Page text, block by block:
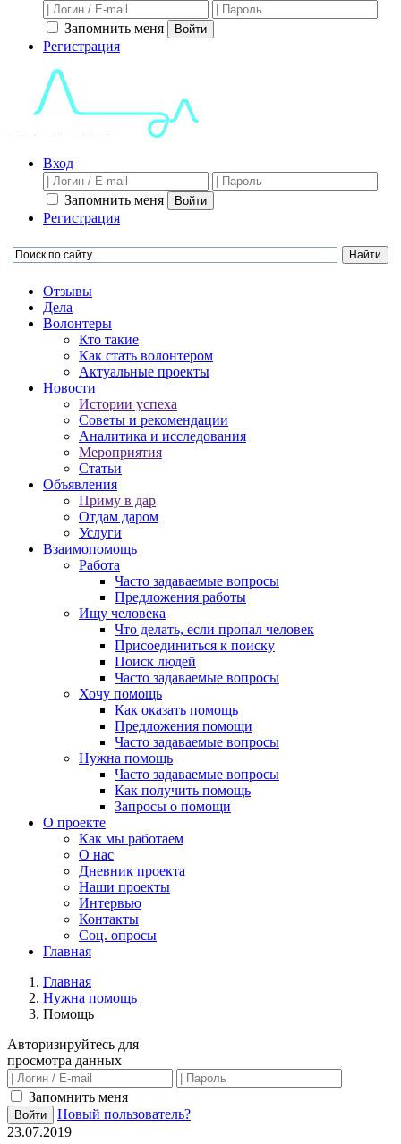
Запомнить меня Войти
Регистрация
Вход
Запомнить меня Войти
Регистрация
Отзывы
Дела
Волонтеры
Кто такие
Как стать волонтером
Актуальные проекты
Новости
Истории успеха
Советы и рекомендации
Аналитика и исследования
Мероприятия
Статьи
Объявления
Приму в дар
Отдам даром
Услуги
Взаимопомощь
Работа
Часто задаваемые вопросы
Предложения работы
Ищу человека
Что делать, если пропал человек
Присоединиться к поиску
Поиск людей
Часто задаваемые вопросы
Хочу помощь
Как оказать помощь
Предложения помощи
Часто задаваемые вопросы
Нужна помощь
Часто задаваемые вопросы
Как получить помощь
Запросы о помощи
О проекте
Как мы работаем
О нас
Дневник проекта
Наши проекты
Интервью
Контакты
Соц. опросы
Главная
Главная
Нужна помощь
Помощь
Авторизируйтесь для
просмотра данных
Запомнить меня
Войти
Новый пользователь?
23.07.2019